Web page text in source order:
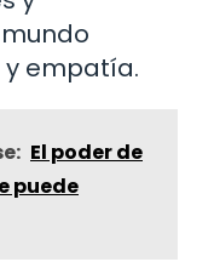
empatía.
El poder de
puede